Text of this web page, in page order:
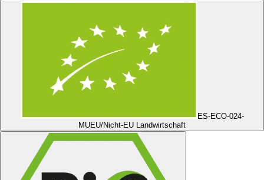
ES-ECO-024-
MUEU/Nicht-EU Landwirtschaft